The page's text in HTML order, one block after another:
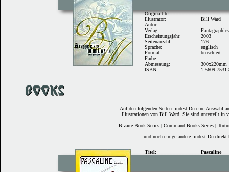
Originaltitel:
Illustrator:
Autor:
Verlag:
Bill Ward
Erscheinungsjahr:
Seitenanzahl:
Sprache:
Format:
Farbe:
Abmessung:
ISBN:
2003
176
englisch
broschiert
300x220mm
1-5609-
Auf den folgenden Seiten findest Du eine Auswahl
Illustrationen von Bill Ward. Sie sind unterteilt in
Bizarre Book Series | Command Books Series |
...und noch einige andere findest Du direkt
Titel: Pascaline